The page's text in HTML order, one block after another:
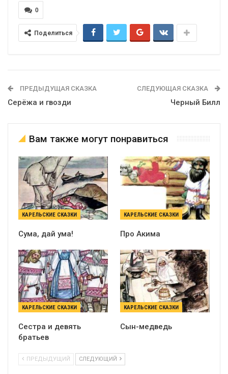
0
Поделиться
ПРЕДЫДУЩАЯ СКАЗКА
Серёжа и гвозди
СЛЕДУЮЩАЯ СКАЗКА
Черный Билл
Вам также могут понравиться
КАРЕЛЬСКИЕ СКАЗКИ
Сума, дай ума!
КАРЕЛЬСКИЕ СКАЗКИ
Про Акима
КАРЕЛЬСКИЕ СКАЗКИ
Сестра и девять
братьев
КАРЕЛЬСКИЕ СКАЗКИ
Сын-медведь
ПРЕДЫДУЩИЙ СЛЕДУЮЩИЙ